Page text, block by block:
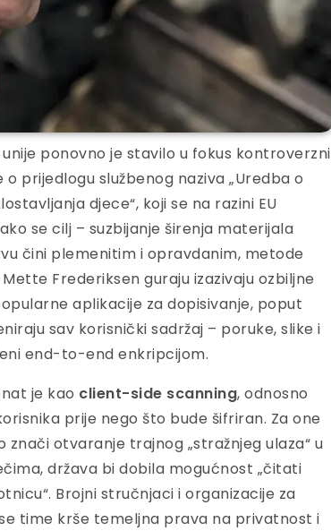
ponovno je stavilo u fokus kontroverzni
o prijedlogu službenog naziva „Uredba o
djece“, koji se na razini EU
se cilj – suzbijanje širenja materijala
čini plemenitim i opravdanim, metode
Frederiksen guraju izazivaju ozbiljne
aplikacije za dopisivanje, poput
sav korisnički sadržaj – poruke, slike i
end-to-end enkripcijom.
je kao client-side scanning, odnosno
prije nego što bude šifriran. Za one
otvaranje trajnog „stražnjeg ulaza“ u
država bi dobila mogućnost „čitati
Brojni stručnjaci i organizacije za
time krše temeljna prava na privatnost i